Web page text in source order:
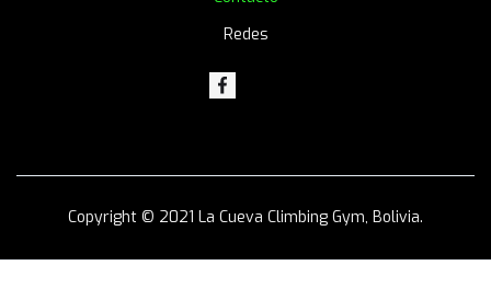
Redes
Copyright © 2021 La Cueva Climbing Gym, Bolivia.